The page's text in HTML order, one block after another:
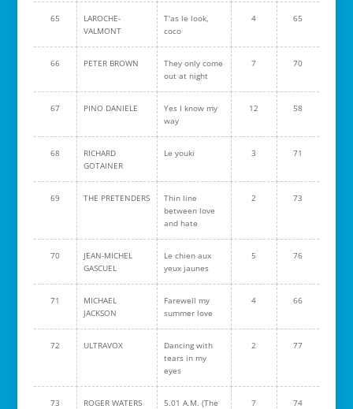
65
LAROCHE-
VALMONT
T'as le look,
coco
4 65
66 PETER BROWN
They only come
out at night
7 70
67 PINO DANIELE
Yes I know my
way
12 58
68
RICHARD
GOTAINER
Le youki 3 71
69 THE PRETENDERS
Thin line
between love
and hate
2 73
70
JEAN-MICHEL
GASCUEL
Le chien aux
yeux jaunes
5 76
71
MICHAEL
JACKSON
Farewell my
summer love
4 66
72 ULTRAVOX
Dancing with
tears in my
eyes
2 77
73 ROGER WATERS
5.01 A.M. (The
7 74